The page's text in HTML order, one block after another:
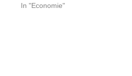
In "Economie"